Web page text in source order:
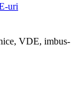
uri
VDE, imbus-